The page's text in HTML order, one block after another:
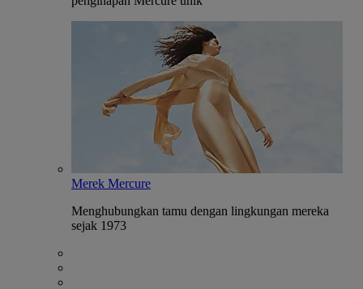
Merek Mercure
Menghubungkan tamu dengan lingkungan mereka
sejak 1973